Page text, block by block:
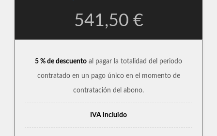
541,50 €
5 % de descuento al pagar la totalidad del periodo
contratado en un pago único en el momento de
contratación del abono.
IVA incluido